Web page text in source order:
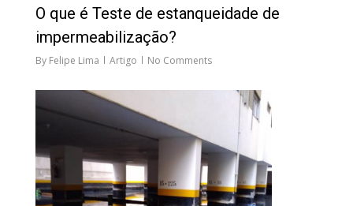
O que é Teste de estanqueidade de
impermeabilização?
By Felipe Lima Artigo No Comments